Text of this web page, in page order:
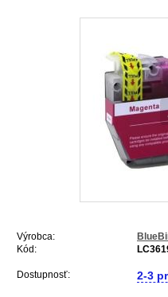
Výrobca:
Kód:
Dostupnosť: 2-3